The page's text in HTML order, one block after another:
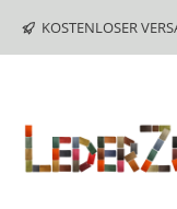
Hauptinhalt
Zur Suche springen
ZurKOSTENLOSER